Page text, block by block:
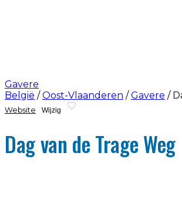
Gavere
België / Oost-Vlaanderen / Gavere /
Website Wijzig
Dag van de Trage Weg